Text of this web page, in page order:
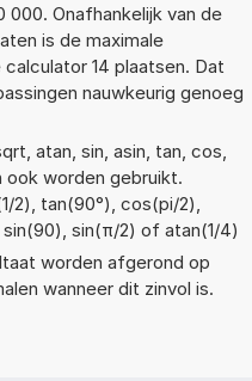
000. Onafhankelijk van de
is de maximale
14 plaatsen. Dat
nauwkeurig genoeg
atan, sin, asin, tan, cos,
ook worden gebruikt.
2), tan(90°), cos(pi/2),
sin(π/2) of atan(1/4)
worden afgerond op
wanneer dit zinvol is.